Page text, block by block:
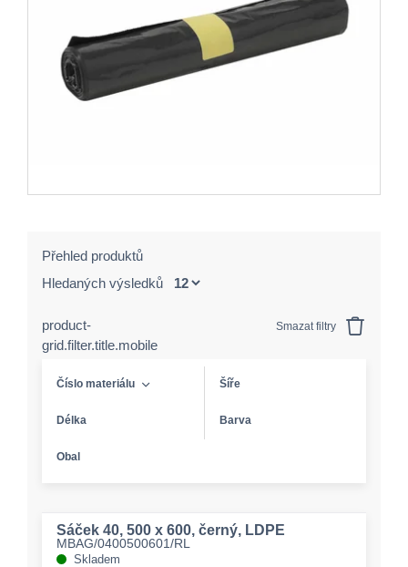
Přehled produktů
Hledaných výsledků
product-
grid.filter.title.mobile
Smazat filtry
Číslo materiálu Šíře
Délka Barva
Obal
Sáček 40, 500 x 600, černý, LDPE
MBAG/0400500601/RL
Skladem